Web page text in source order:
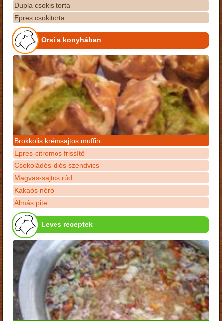
Dupla csokis torta
Epres csokitorta
Orsi a konyhában
Brokkolis krémsajtos muffin
Epres-citromos frissítő
Csokoládés-diós szendvics
Magvas-sajtos rúd
Kakaós néró
Almás pite
Leves receptek